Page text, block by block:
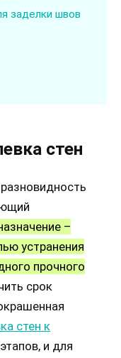
заделки швов
стен
–
устранения
прочного
срок
стен к
и для